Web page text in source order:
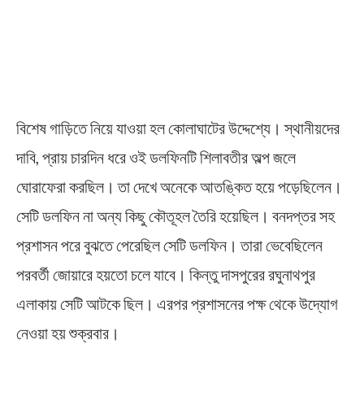
বিশেষ গাড়িতে নিয়ে যাওয়া হল কোলাঘাটের উদ্দেশ্যে। স্থানীয়দের
দাবি, প্রায় চারদিন ধরে ওই ডলফিনটি শিলাবতীর অল্প জলে
ঘোরাফেরা করছিল। তা দেখে অনেকে আতঙ্কিত হয়ে পড়েছিলেন।
সেটি ডলফিন না অন্য কিছু কৌতূহল তৈরি হয়েছিল। বনদপ্তর সহ
প্রশাসন পরে বুঝতে পেরেছিল সেটি ডলফিন। তারা ভেবেছিলেন
পরবর্তী জোয়ারে হয়তো চলে যাবে। কিন্তু দাসপুরের রঘুনাথপুর
এলাকায় সেটি আটকে ছিল। এরপর প্রশাসনের পক্ষ থেকে উদ্যোগ
নেওয়া হয় শুক্রবার।